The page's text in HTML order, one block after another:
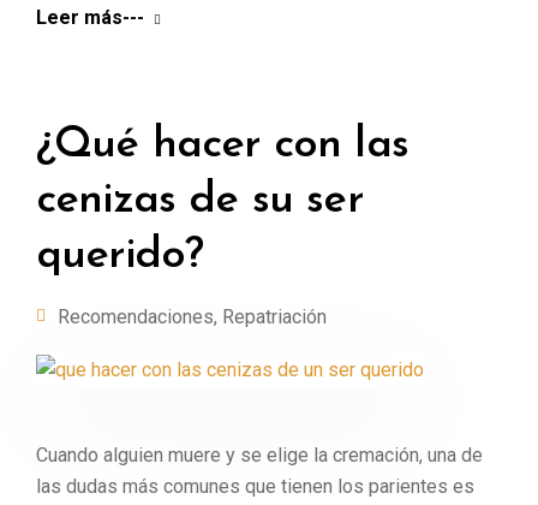
Leer más---
¿Qué hacer con las
cenizas de su ser
querido?
Recomendaciones, Repatriación
Cuando alguien muere y se elige la cremación, una de
las dudas más comunes que tienen los parientes es